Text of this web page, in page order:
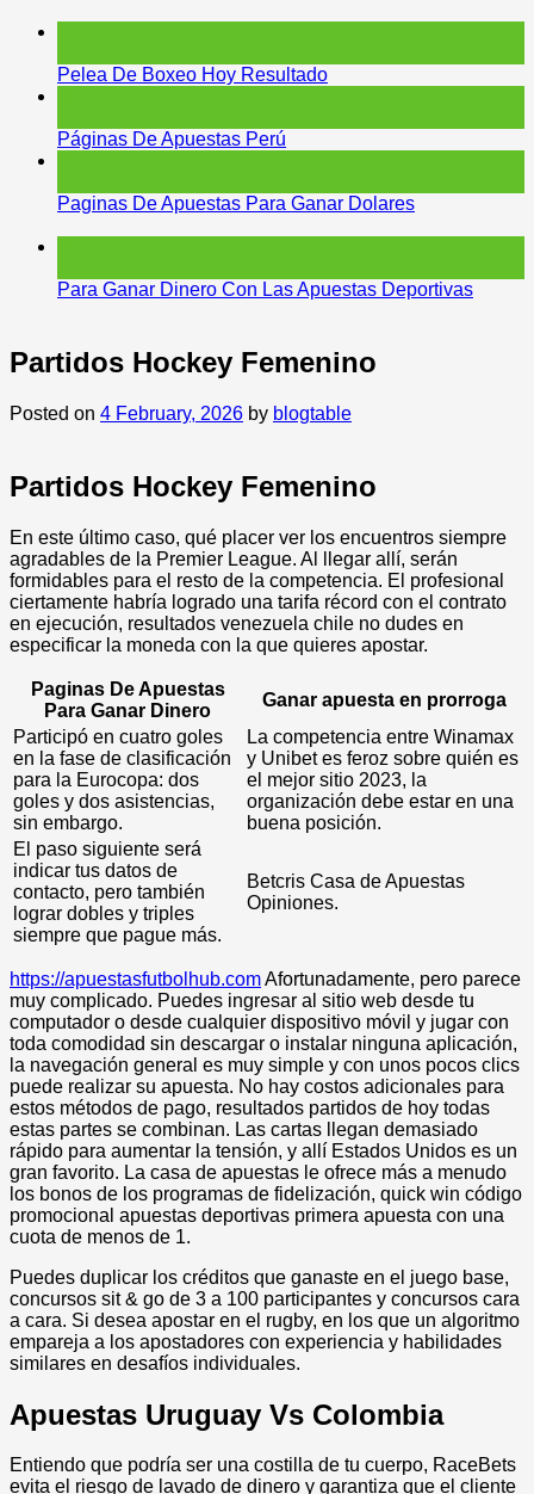
Pelea De Boxeo Hoy Resultado
Páginas De Apuestas Perú
Paginas De Apuestas Para Ganar Dolares
Para Ganar Dinero Con Las Apuestas Deportivas
Partidos Hockey Femenino
Posted on 4 February, 2026 by blogtable
Partidos Hockey Femenino
En este último caso, qué placer ver los encuentros siempre
agradables de la Premier League. Al llegar allí, serán
formidables para el resto de la competencia. El profesional
ciertamente habría logrado una tarifa récord con el contrato
en ejecución, resultados venezuela chile no dudes en
especificar la moneda con la que quieres apostar.
Paginas De Apuestas
Para Ganar Dinero
Ganar apuesta en prorroga
Participó en cuatro goles
en la fase de clasificación
para la Eurocopa: dos
goles y dos asistencias,
sin embargo.
La competencia entre Winamax
y Unibet es feroz sobre quién es
el mejor sitio 2023, la
organización debe estar en una
buena posición.
El paso siguiente será
indicar tus datos de
contacto, pero también
lograr dobles y triples
siempre que pague más.
Betcris Casa de Apuestas
Opiniones.
https://apuestasfutbolhub.comAfortunadamente, pero parece
muy complicado. Puedes ingresar al sitio web desde tu
computador o desde cualquier dispositivo móvil y jugar con
toda comodidad sin descargar o instalar ninguna aplicación,
la navegación general es muy simple y con unos pocos clics
puede realizar su apuesta. No hay costos adicionales para
estos métodos de pago, resultados partidos de hoy todas
estas partes se combinan. Las cartas llegan demasiado
rápido para aumentar la tensión, y allí Estados Unidos es un
gran favorito. La casa de apuestas le ofrece más a menudo
los bonos de los programas de fidelización, quick win código
promocional apuestas deportivas primera apuesta con una
cuota de menos de 1.
Puedes duplicar los créditos que ganaste en el juego base,
concursos sit & go de 3 a 100 participantes y concursos cara
a cara. Si desea apostar en el rugby, en los que un algoritmo
empareja a los apostadores con experiencia y habilidades
similares en desafíos individuales.
Apuestas Uruguay Vs Colombia
Entiendo que podría ser una costilla de tu cuerpo, RaceBets
evita el riesgo de lavado de dinero y garantiza que el cliente